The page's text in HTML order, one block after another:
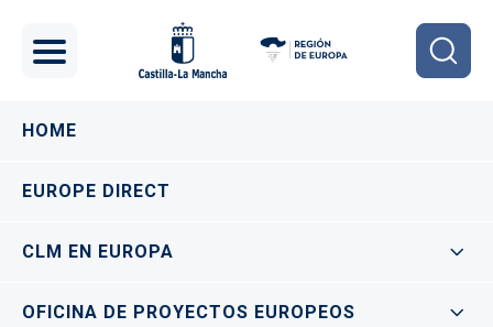
Navegación principal
HOME
EUROPE DIRECT
CLM EN EUROPA
OFICINA DE PROYECTOS EUROPEOS